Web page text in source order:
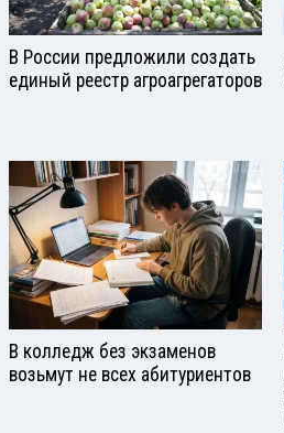
В России предложили создать
единый реестр агроагрегаторов
В колледж без экзаменов
возьмут не всех абитуриентов